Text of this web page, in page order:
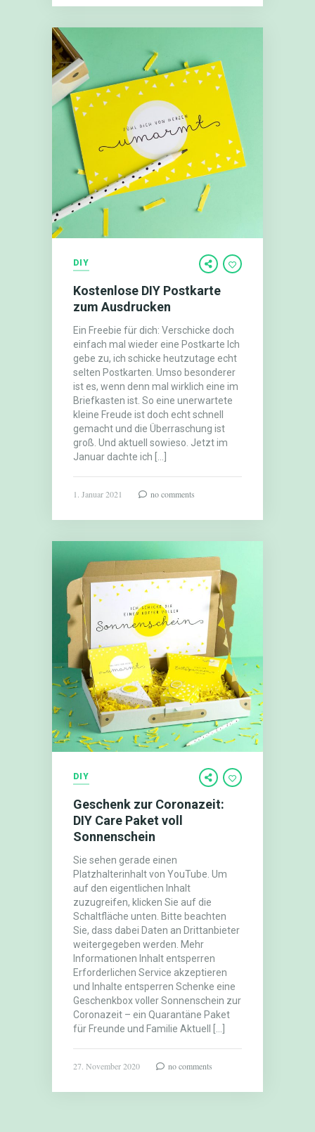
DIY
Kostenlose DIY Postkarte
zum Ausdrucken
Ein Freebie für dich: Verschicke doch
einfach mal wieder eine Postkarte Ich
gebe zu, ich schicke heutzutage echt
selten Postkarten. Umso besonderer
ist es, wenn denn mal wirklich eine im
Briefkasten ist. So eine unerwartete
kleine Freude ist doch echt schnell
gemacht und die Überraschung ist
groß. Und aktuell sowieso. Jetzt im
Januar dachte ich […]
1. Januar 2021 no comments
DIY
Geschenk zur Coronazeit:
DIY Care Paket voll
Sonnenschein
Sie sehen gerade einen
Platzhalterinhalt von YouTube. Um
auf den eigentlichen Inhalt
zuzugreifen, klicken Sie auf die
Schaltfläche unten. Bitte beachten
Sie, dass dabei Daten an Drittanbieter
weitergegeben werden. Mehr
Informationen Inhalt entsperren
Erforderlichen Service akzeptieren
und Inhalte entsperren Schenke eine
Geschenkbox voller Sonnenschein zur
Coronazeit – ein Quarantäne Paket
für Freunde und Familie Aktuell […]
27. November 2020 no comments